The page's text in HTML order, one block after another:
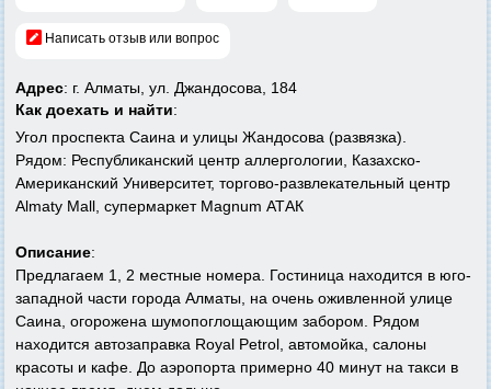
Написать отзыв или вопрос
Адрес: г. Алматы, ул. Джандосова, 184
Как доехать и найти:
Угол проспекта Саина и улицы Жандосова (развязка).
Рядом: Республиканский центр аллергологии, Казахско-
Американский Университет, торгово-развлекательный центр
Almaty Mall, супермаркет Magnum АТАК
Описание:
Предлагаем 1, 2 местные номера. Гостиница находится в юго-
западной части города Алматы, на очень оживленной улице
Саина, огорожена шумопоглощающим забором. Рядом
находится автозаправка Royal Petrol, автомойка, салоны
красоты и кафе. До аэропорта примерно 40 минут на такси в